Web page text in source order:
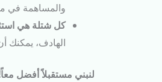
والمساهمة في
كل شتلة هي
الهادف، يمكنك
لنبني مستقبلاً أفضل